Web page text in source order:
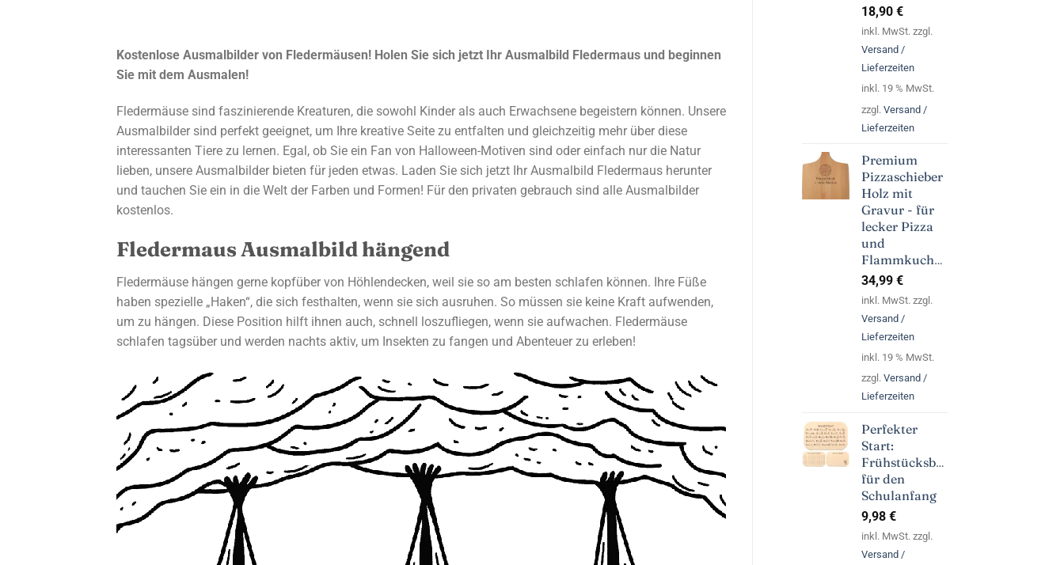
Kostenlose Ausmalbilder von Fledermäusen! Holen Sie sich jetzt Ihr Ausmalbild Fledermaus und beginnen
Sie mit dem Ausmalen!
Fledermäuse sind faszinierende Kreaturen, die sowohl Kinder als auch Erwachsene begeistern können. Unsere
Ausmalbilder sind perfekt geeignet, um Ihre kreative Seite zu entfalten und gleichzeitig mehr über diese
interessanten Tiere zu lernen. Egal, ob Sie ein Fan von Halloween-Motiven sind oder einfach nur die Natur
lieben, unsere Ausmalbilder bieten für jeden etwas. Laden Sie sich jetzt Ihr Ausmalbild Fledermaus herunter
und tauchen Sie ein in die Welt der Farben und Formen! Für den privaten gebrauch sind alle Ausmalbilder
kostenlos.
Fledermaus Ausmalbild hängend
Fledermäuse hängen gerne kopfüber von Höhlendecken, weil sie so am besten schlafen können. Ihre Füße
haben spezielle „Haken“, die sich festhalten, wenn sie sich ausruhen. So müssen sie keine Kraft aufwenden,
um zu hängen. Diese Position hilft ihnen auch, schnell loszufliegen, wenn sie aufwachen. Fledermäuse
schlafen tagsüber und werden nachts aktiv, um Insekten zu fangen und Abenteuer zu erleben!
18,90 €
inkl. MwSt. zzgl.
Versand /
Lieferzeiten
inkl. 19 % MwSt.
zzgl. Versand /
Lieferzeiten
Premium
Pizzaschieber
Holz mit
Gravur - für
lecker Pizza
und
Flammkuchen
34,99 €
inkl. MwSt. zzgl.
Versand /
Lieferzeiten
inkl. 19 % MwSt.
zzgl. Versand /
Lieferzeiten
Perfekter
Start:
Frühstücksbrettchen
für den
Schulanfang
9,98 €
inkl. MwSt. zzgl.
Versand /